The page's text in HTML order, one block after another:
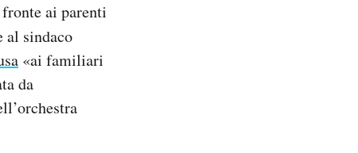
ai parenti
al sindaco
«ai familiari
da